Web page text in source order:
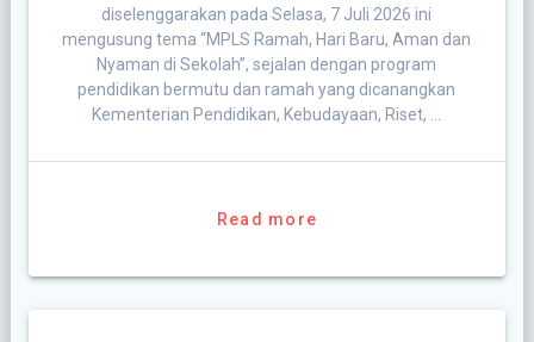
diselenggarakan pada Selasa, 7 Juli 2026 ini
mengusung tema “MPLS Ramah, Hari Baru, Aman dan
Nyaman di Sekolah”, sejalan dengan program
pendidikan bermutu dan ramah yang dicanangkan
Kementerian Pendidikan, Kebudayaan, Riset, …
Read more